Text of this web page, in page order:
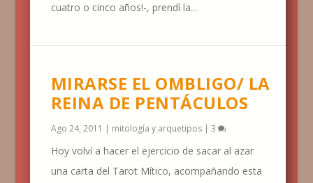
cuatro o cinco años!-, prendí la...
MIRARSE EL OMBLIGO/ LA
REINA DE PENTÁCULOS
Ago 24, 2011 | mitología y arquetipos| 3
Hoy volví a hacer el ejercicio de sacar al azar
una carta del Tarot Mítico, acompañando esta